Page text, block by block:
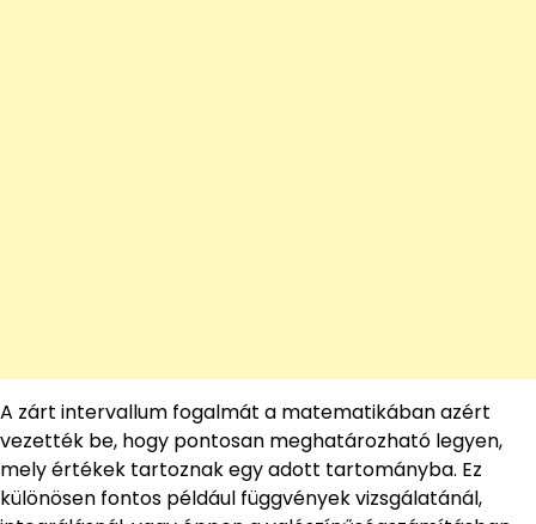
A zárt intervallum fogalmát a matematikában azért
vezették be, hogy pontosan meghatározható legyen,
mely értékek tartoznak egy adott tartományba. Ez
különösen fontos például függvények vizsgálatánál,